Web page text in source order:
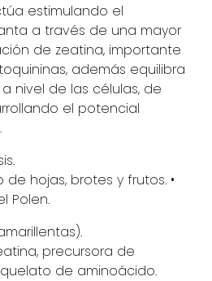
estimulando el
a través de una mayor
de zeatina, importante
además equilibra
nivel de las células, de
el potencial
hojas, brotes y frutos. •
Polen.
precursora de
de aminoácido.